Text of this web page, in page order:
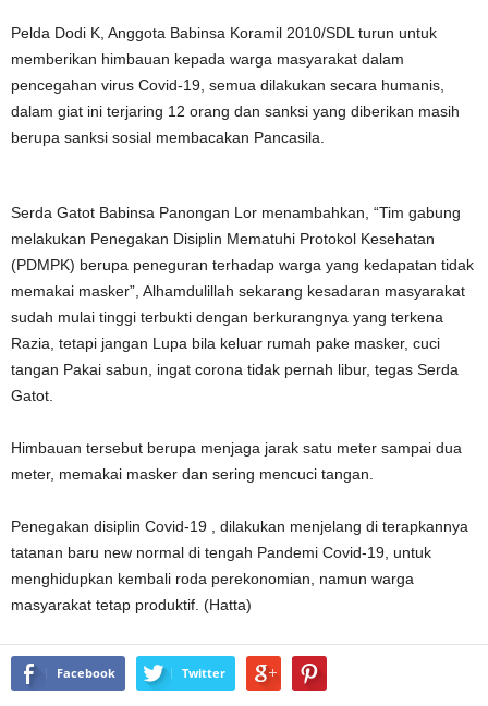
Pelda Dodi K, Anggota Babinsa Koramil 2010/SDL turun untuk
memberikan himbauan kepada warga masyarakat dalam
pencegahan virus Covid-19, semua dilakukan secara humanis,
dalam giat ini terjaring 12 orang dan sanksi yang diberikan masih
berupa sanksi sosial membacakan Pancasila.
Serda Gatot Babinsa Panongan Lor menambahkan, “Tim gabung
melakukan Penegakan Disiplin Mematuhi Protokol Kesehatan
(PDMPK) berupa peneguran terhadap warga yang kedapatan tidak
memakai masker”, Alhamdulillah sekarang kesadaran masyarakat
sudah mulai tinggi terbukti dengan berkurangnya yang terkena
Razia, tetapi jangan Lupa bila keluar rumah pake masker, cuci
tangan Pakai sabun, ingat corona tidak pernah libur, tegas Serda
Gatot.
Himbauan tersebut berupa menjaga jarak satu meter sampai dua
meter, memakai masker dan sering mencuci tangan.
Penegakan disiplin Covid-19 , dilakukan menjelang di terapkannya
tatanan baru new normal di tengah Pandemi Covid-19, untuk
menghidupkan kembali roda perekonomian, namun warga
masyarakat tetap produktif. (Hatta)
Facebook Twitter